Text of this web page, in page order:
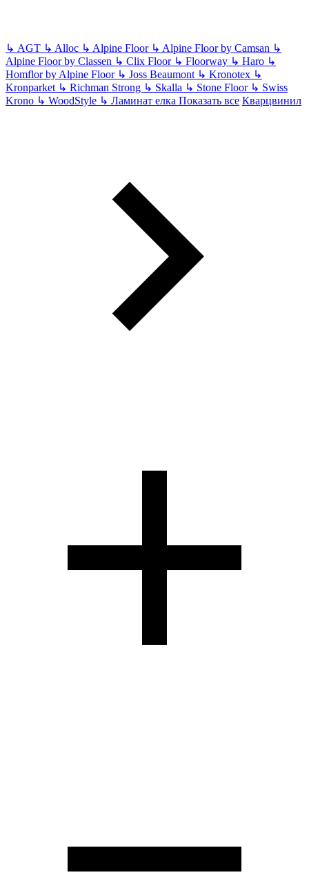
↳ AGT ↳ Alloc ↳ Alpine Floor ↳ Alpine Floor by Camsan ↳
Alpine Floor by Classen ↳ Clix Floor ↳ Floorway ↳ Haro ↳
Homflor by Alpine Floor ↳ Joss Beaumont ↳ Kronotex ↳
Kronparket ↳ Richman Strong ↳ Skalla ↳ Stone Floor ↳ Swiss
Krono ↳ WoodStyle ↳ Ламинат елка Показать все Кварцвинил